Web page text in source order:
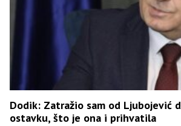
Dodik: Zatražio sam od Ljubojević
ostavku, što je ona i prihvatila